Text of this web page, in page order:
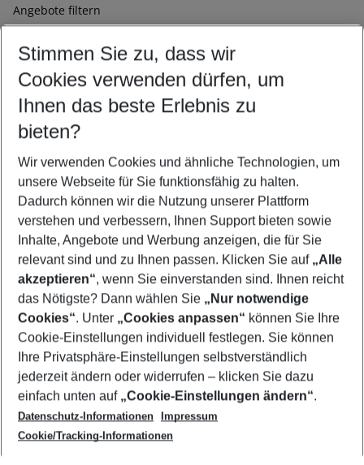
Angebote filtern
Ändern Sie Ihre Kriterien nach Ihren Wünschen
Abflughafen wählen
Beliebiger Abflughafen
Reisezeitraum wählen
12.08.26– 10.08.27 5-8 Nächte
2 Erwachsene Keine Kinder
Mehr Filter anzeigen
Footer
Footer navigation
Über uns
AGB
Cookie-Einstellungen ändern
Cookie-Richtlinie
Datenschutz
Service & Hilfe
Barrierefreies Reisen
Check-in
Folgen Sie uns
Stimmen Sie zu, dass wir
Cookies verwenden dürfen, um
Ihnen das beste Erlebnis zu
bieten?
Wir verwenden Cookies und ähnliche Technologien, um
unsere Webseite für Sie funktionsfähig zu halten.
Dadurch können wir die Nutzung unserer Plattform
verstehen und verbessern, Ihnen Support bieten sowie
Inhalte, Angebote und Werbung anzeigen, die für Sie
relevant sind und zu Ihnen passen. Klicken Sie auf „Alle
akzeptieren“, wenn Sie einverstanden sind. Ihnen reicht
das Nötigste? Dann wählen Sie „Nur notwendige
Cookies“. Unter „Cookies anpassen“ können Sie Ihre
Cookie-Einstellungen individuell festlegen. Sie können
Ihre Privatsphäre-Einstellungen selbstverständlich
jederzeit ändern oder widerrufen – klicken Sie dazu
einfach unten auf „Cookie-Einstellungen ändern“.
Datenschutz-Informationen
Impressum
Cookie/Tracking-Informationen